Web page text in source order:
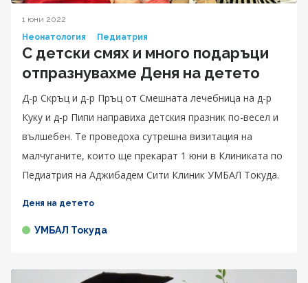
1 юни 2022
Неонатология
Педиатрия
С детски смях и много подаръци
отпразнувахме Деня на детето
Д-р Скръц и д-р Пръц от Смешната лечебница на д-р
Куку и д-р Пипи направиха детския празник по-весел и
вълшебен. Те проведоха сутрешна визитация на
малчуганите, които ще прекарат 1 юни в Клиниката по
Педиатрия на Аджибадем Сити Клиник УМБАЛ Токуда.
Деня на детето
УМБАЛ Токуда